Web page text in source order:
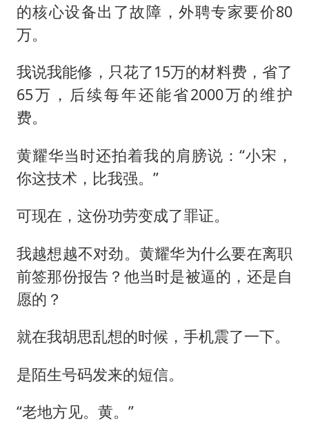
的核心设备出了故障，外聘专家要价80
万。
我说我能修，只花了15万的材料费，省了
65万，后续每年还能省2000万的维护
费。
黄耀华当时还拍着我的肩膀说：“小宋，
你这技术，比我强。”
可现在，这份功劳变成了罪证。
我越想越不对劲。黄耀华为什么要在离职
前签那份报告？他当时是被逼的，还是自
愿的？
就在我胡思乱想的时候，手机震了一下。
是陌生号码发来的短信。
“老地方见。黄。”